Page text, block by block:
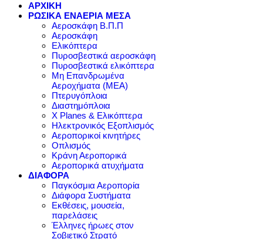
ΑΡΧΙΚΗ
ΡΩΣΙΚΑ ΕΝΑΕΡΙΑ ΜΕΣΑ
Αεροσκάφη Β.Π.Π
Αεροσκάφη
Ελικόπτερα
Πυροσβεστικά αεροσκάφη
Πυροσβεστικά ελικόπτερα
Μη Επανδρωμένα
Αεροχήματα (ΜΕΑ)
Πτερυγόπλοια
Διαστημόπλοια
X Planes & Ελικόπτερα
Ηλεκτρονικός Εξοπλισμός
Αεροπορικοί κινητήρες
Οπλισμός
Κράνη Αεροπορικά
Αεροπορικά ατυχήματα
ΔΙΑΦΟΡΑ
Παγκόσμια Αεροπορία
Διάφορα Συστήματα
Εκθέσεις, μουσεία,
παρελάσεις
Έλληνες ήρωες στον
Σοβιετικό Στρατό